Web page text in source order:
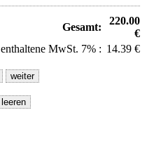
Gesamt:
220.00
€
enthaltene MwSt. 7% : 14.39 €